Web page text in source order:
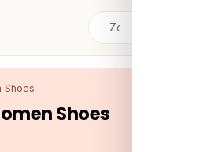
Shoes
Shoes